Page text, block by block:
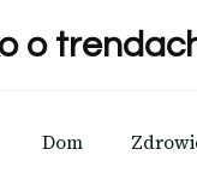
o
Dom